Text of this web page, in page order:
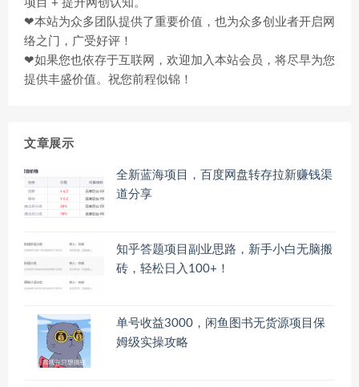
项目 + 提升网创认知。
❤本站为众多团队提供了重要价值，也为众多创业者开启网
络之门，广受好评！
❤如果您也依存于互联网，欢迎加入本站会员，将尽早为您
提供丰盛价值。祝您前程似锦！
文章展示
全新蓝海项目，百度网盘转存拉新赚钱渠
道分享
知乎答题项目副业思路，新手小白无脑搬
砖，轻松日入100+！
单号收益3000，闲鱼图书无货源项目保
姆级实操攻略